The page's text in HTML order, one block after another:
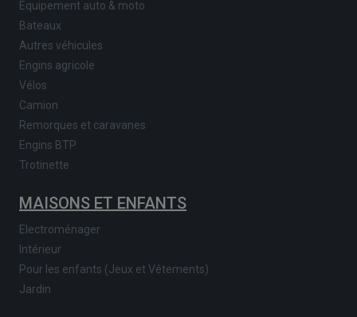
Equipement auto & moto
Bateaux
Autres véhicules
Engins agricole
Vélos
Camion
Remorques et caravanes
Engins BTP
Trotinette
MAISONS ET ENFANTS
Electroménager
Intérieur
Pour les enfants (Jeux et Vêtements)
Jardin